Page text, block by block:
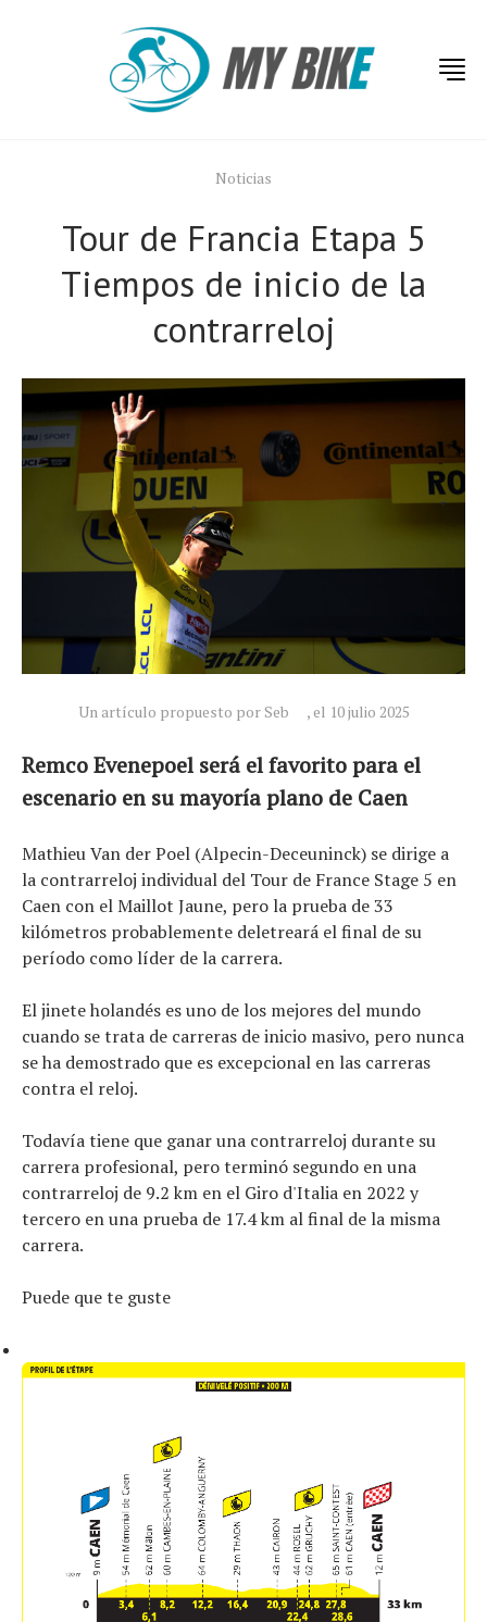
Noticias
Tour de Francia Etapa 5
Tiempos de inicio de la
contrarreloj
Un artículo propuesto por Seb , el 10 julio 2025
Remco Evenepoel será el favorito para el
escenario en su mayoría plano de Caen
Mathieu Van der Poel (Alpecin-Deceuninck) se dirige a
la contrarreloj individual del Tour de France Stage 5 en
Caen con el Maillot Jaune, pero la prueba de 33
kilómetros probablemente deletreará el final de su
período como líder de la carrera.
El jinete holandés es uno de los mejores del mundo
cuando se trata de carreras de inicio masivo, pero nunca
se ha demostrado que es excepcional en las carreras
contra el reloj.
Todavía tiene que ganar una contrarreloj durante su
carrera profesional, pero terminó segundo en una
contrarreloj de 9.2 km en el Giro d'Italia en 2022 y
tercero en una prueba de 17.4 km al final de la misma
carrera.
Puede que te guste
Revisión de productos